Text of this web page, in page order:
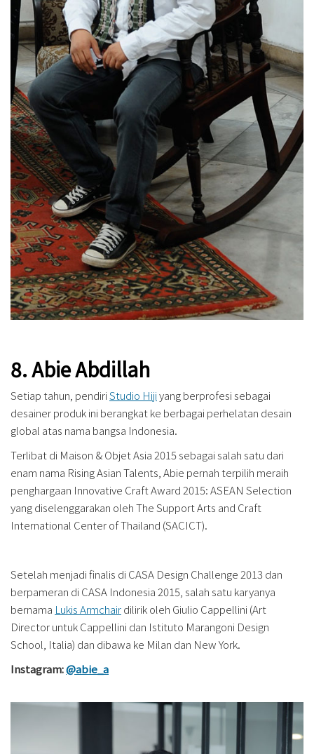
8. Abie Abdillah
Setiap tahun, pendiriStudio Hijiyang berprofesi sebagai
desainer produk ini berangkat ke berbagai perhelatan desain
global atas nama bangsa Indonesia.
Terlibat di Maison & Objet Asia 2015 sebagai salah satu dari
enam nama Rising Asian Talents, Abie pernah terpilih meraih
penghargaan Innovative Craft Award 2015: ASEAN Selection
yang diselenggarakan oleh The Support Arts and Craft
International Center of Thailand (SACICT).
Setelah menjadi finalis di CASA Design Challenge 2013 dan
berpameran di CASA Indonesia 2015, salah satu karyanya
bernama Lukis Armchairdilirik oleh Giulio Cappellini (Art
Director untuk Cappellini dan Istituto Marangoni Design
School, Italia) dan dibawa ke Milan dan New York.
Instagram:@abie_a